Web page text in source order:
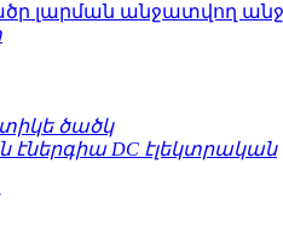
ծածկ
էներգիա DC էլեկտրական